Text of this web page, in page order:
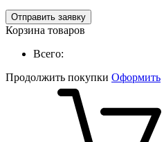
Отправить заявку
Корзина товаров
Всего:
Продолжить покупки Оформить